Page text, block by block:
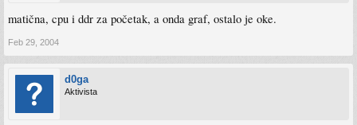
matična, cpu i ddr za početak, a onda graf, ostalo je oke.
Feb 29, 2004
d0ga
Aktivista